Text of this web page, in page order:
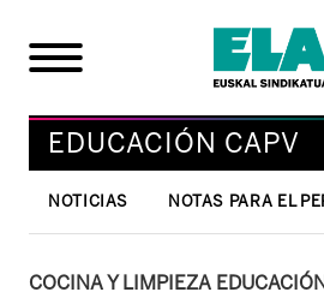
EDUCACIÓN CAPV
NOTICIAS NOTAS PARA EL
COCINA Y LIMPIEZA